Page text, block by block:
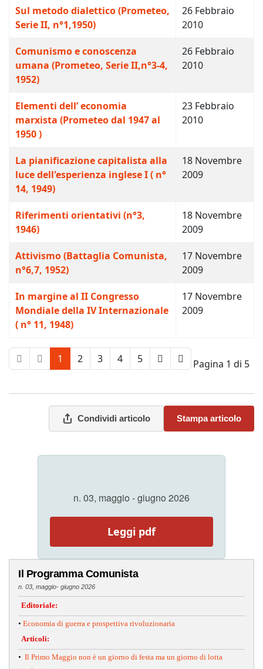
Sul metodo dialettico (Prometeo,
Serie II, n°1,1950)
26 Febbraio
2010
Comunismo e conoscenza
umana (Prometeo, Serie II,n°3-4,
1952)
26 Febbraio
2010
Elementi dell’ economia
marxista (Prometeo dal 1947 al
1950 )
23 Febbraio
2010
La pianificazione capitalista alla
luce dell'esperienza inglese I ( n°
14, 1949)
18 Novembre
2009
Riferimenti orientativi (n°3,
1946)
18 Novembre
2009
Attivismo (Battaglia Comunista,
n°6,7, 1952)
17 Novembre
2009
In margine al II Congresso
Mondiale della IV Internazionale
( n° 11, 1948)
17 Novembre
2009
Pagina 1 di 5
1 2 3 4 5
Condividi articolo Stampa articolo
n. 03, maggio - giugno 2026
Leggi pdf
Il Programma Comunista
n. 03, maggio- giugno 2026
Editoriale:
• Economia di guerra e prospettiva rivoluzionaria
Articoli:
• Il Primo Maggio non è un giorno di festa ma un giorno di lotta